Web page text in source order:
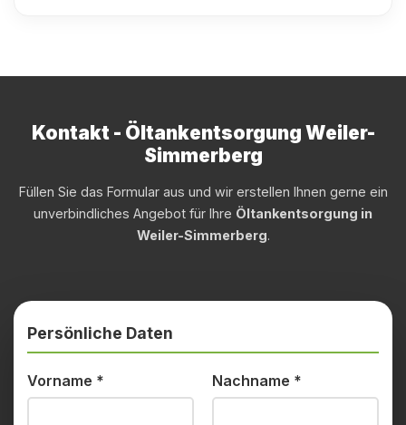
Kontakt - Öltankentsorgung Weiler-
Simmerberg
Füllen Sie das Formular aus und wir erstellen Ihnen gerne ein
unverbindliches Angebot für Ihre Öltankentsorgung in
Weiler-Simmerberg.
Persönliche Daten
Vorname * Nachname *